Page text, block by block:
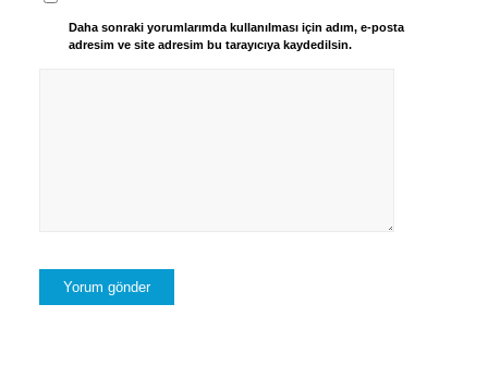
Daha sonraki yorumlarımda kullanılması için adım, e-posta
adresim ve site adresim bu tarayıcıya kaydedilsin.